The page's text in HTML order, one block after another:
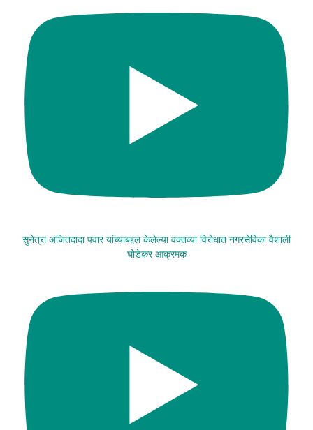
सुनेत्रा अजितदादा पवार यांच्याबद्दल केलेल्या वक्तव्या विरोधात नगरसेविका वैशाली
घोडेकर आक्रमक